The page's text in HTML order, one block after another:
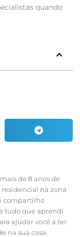
quando
de 8 anos de
na zona
compartilho
tudo que aprendi
ajudar você a ter
na sua casa.